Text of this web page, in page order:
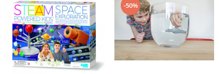
-50%